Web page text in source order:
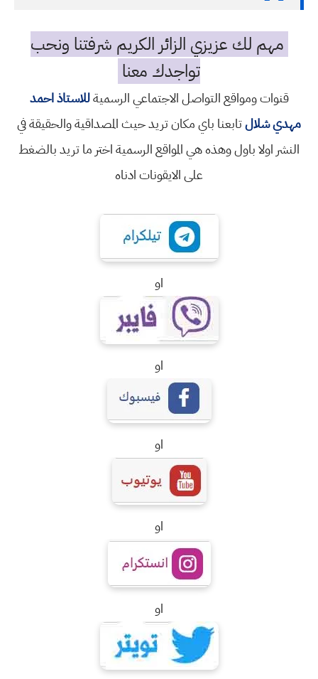
مهم لك عزيزي الزائر الكريم شرفتنا ونحب
تواجدك معنا
قنوات ومواقع التواصل الاجتماعي الرسميةللاستاذ احمد
مهدي شلالتابعنا باي مكان تريد حيث المصداقية والحقيقة في
النشر اولا باول وهذه هي المواقع الرسمية اختر ما تريد بالضغط
على الايقونات ادناه
او
او
او
او
او